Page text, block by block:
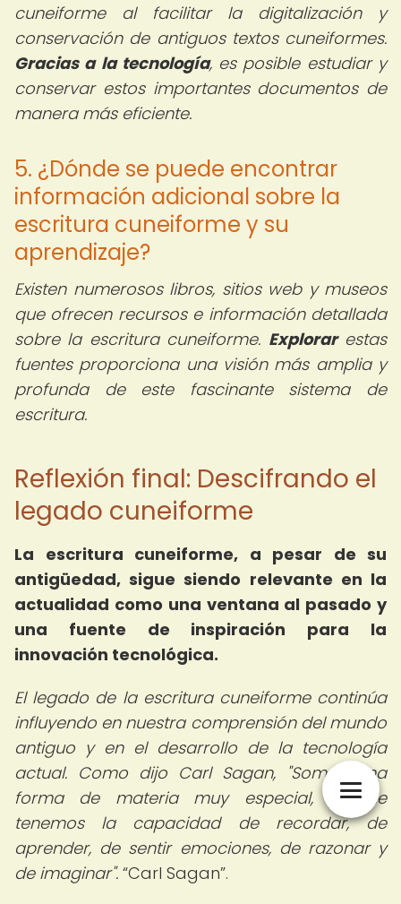
cuneiforme al facilitar la digitalización y
conservación de antiguos textos cuneiformes.
Gracias a la tecnología, es posible estudiar y
conservar estos importantes documentos de
manera más eficiente.
5. ¿Dónde se puede encontrar
información adicional sobre la
escritura cuneiforme y su
aprendizaje?
Existen numerosos libros, sitios web y museos
que ofrecen recursos e información detallada
sobre la escritura cuneiforme. Explorarestas
fuentes proporciona una visión más amplia y
profunda de este fascinante sistema de
escritura.
Reflexión final: Descifrando el
legado cuneiforme
La escritura cuneiforme, a pesar de su
antigüedad, sigue siendo relevante en la
actualidad como una ventana al pasado y
una fuente de inspiración para la
innovación tecnológica.
El legado de la escritura cuneiforme continúa
influyendo en nuestra comprensión del mundo
antiguo y en el desarrollo de la tecnología
actual. Como dijo Carl Sagan, "Somos una
forma de materia muy especial, porque
tenemos la capacidad de recordar, de
aprender, de sentir emociones, de razonar y
de imaginar". Carl Sagan .